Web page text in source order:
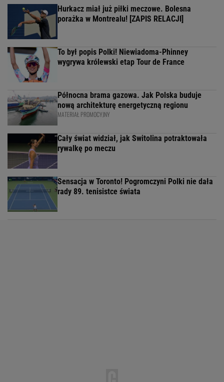
Hurkacz miał już piłki meczowe. Bolesna
porażka w Montrealu! [ZAPIS RELACJI]
To był popis Polki! Niewiadoma-Phinney
wygrywa królewski etap Tour de France
Północna brama gazowa. Jak Polska buduje
nową architekturę energetyczną regionu
MATERIAŁ PROMOCYJNY
Cały świat widział, jak Switolina potraktowała
rywalkę po meczu
Sensacja w Toronto! Pogromczyni Polki nie dała
rady 89. tenisistce świata